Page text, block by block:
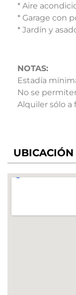
* Aire
* Garage con
* Jardín y
NOTAS:
Estadía
No se
Alquiler sólo a
UBICACIÓN